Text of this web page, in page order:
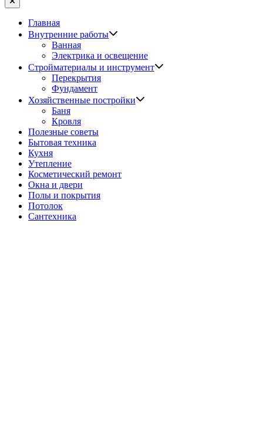
Главная
Внутренние работы
Ванная
Электрика и освещение
Стройматериалы и инструмент
Перекрытия
Фундамент
Хозяйственные постройки
Баня
Кровля
Полезные советы
Бытовая техника
Кухня
Утепление
Косметический ремонт
Окна и двери
Полы и покрытия
Потолок
Сантехника